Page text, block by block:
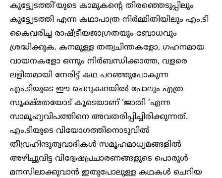
കുട്ട്യേടത്തി’യുടെ കാമുകന്റെ തിരഞ്ഞെടുപ്പിലും
കുട്ട്യേടത്തി എന്ന കഥാപാത്ര നിർമ്മിതിയിലും എം.ടി
കൈവരിച്ച രാഷ്ട്രീയജാഗ്രതയും ബോധവും
ശ്രദ്ധിക്കുക. കനമുള്ള തത്വചിന്തകളോ, ഗഹനമായ
വായനകളോ ഒന്നും നിർബന്ധിക്കാത്ത, വളരെ
ലളിതമായി നേരിട്ട് കഥ പറഞ്ഞുപോകുന്ന
എം.ടിയുടെ ഈ ചെറുകഥയിൽ പോലും എത്ര
സൂക്ഷ്മതയോട് കൂടെയാണ് ‘ജാതി ‘എന്ന
സാമൂഹ്യവിപത്തിനെ അവതരിപ്പിച്ചിരിക്കുന്നത്.
എം.ടിയുടെ വിയോഗത്തിനൊടുവിൽ
തീവ്രഹിന്ദുത്വവാദികൾ സമൂഹമാധ്യമങ്ങളിൽ
അഴിച്ചുവിട്ട വിദ്വേഷപ്രചാരണങ്ങളുടെ പൊരുൾ
മനസിലാക്കുവാൻ ഇതുപോലുള്ള കഥകൾ ചെറിയ